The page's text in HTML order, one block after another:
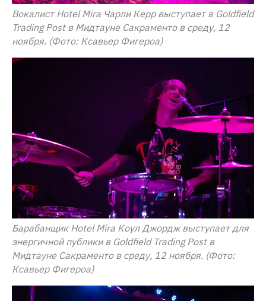
Вокалист Hotel Mira Чарли Керр выступает в Goldfield
Trading Post в Мидтауне Сакраменто в среду, 12
ноября. (Фото: Ксавьер Фигероа)
Барабанщик Hotel Mira Коул Джордж выступает для
энергичной публики в Goldfield Trading Post в
Мидтауне Сакраменто в среду, 12 ноября. (Фото:
Ксавьер Фигероа)